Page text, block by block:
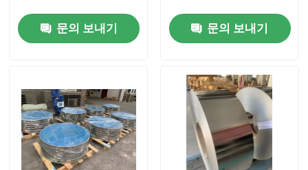
연락주세요
304 스테인레스강 스트립
316l 스테인레스강 스트립
문의 보내기 문의 보내기